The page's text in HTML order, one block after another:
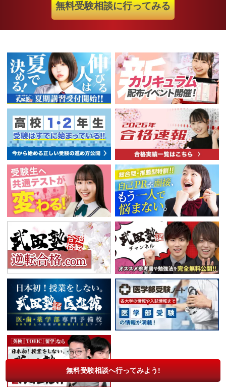
無料受験相談に行ってみる
無料受験相談へ行ってみよう!